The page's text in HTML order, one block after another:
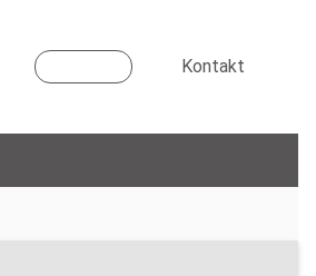
Kontakt